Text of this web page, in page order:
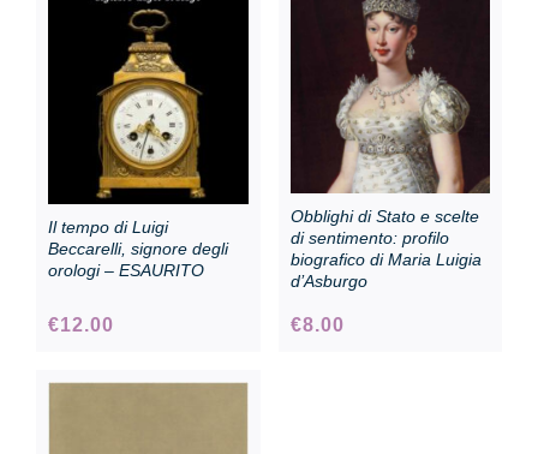
Il tempo di Luigi
Beccarelli, signore degli
orologi – ESAURITO
€12.00
Obblighi di Stato e scelte
di sentimento: profilo
biografico di Maria Luigia
d’Asburgo
€8.00